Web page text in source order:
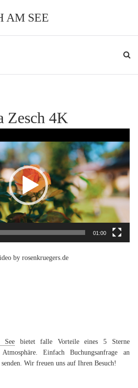
AM SEE
Zesch 4K
01:00
by rosenkruegers.de
Seebietet falle Vorteile eines 5 Sterne
Einfach Buchungsanfrage an
Wir freuen uns auf Ihren Besuch!